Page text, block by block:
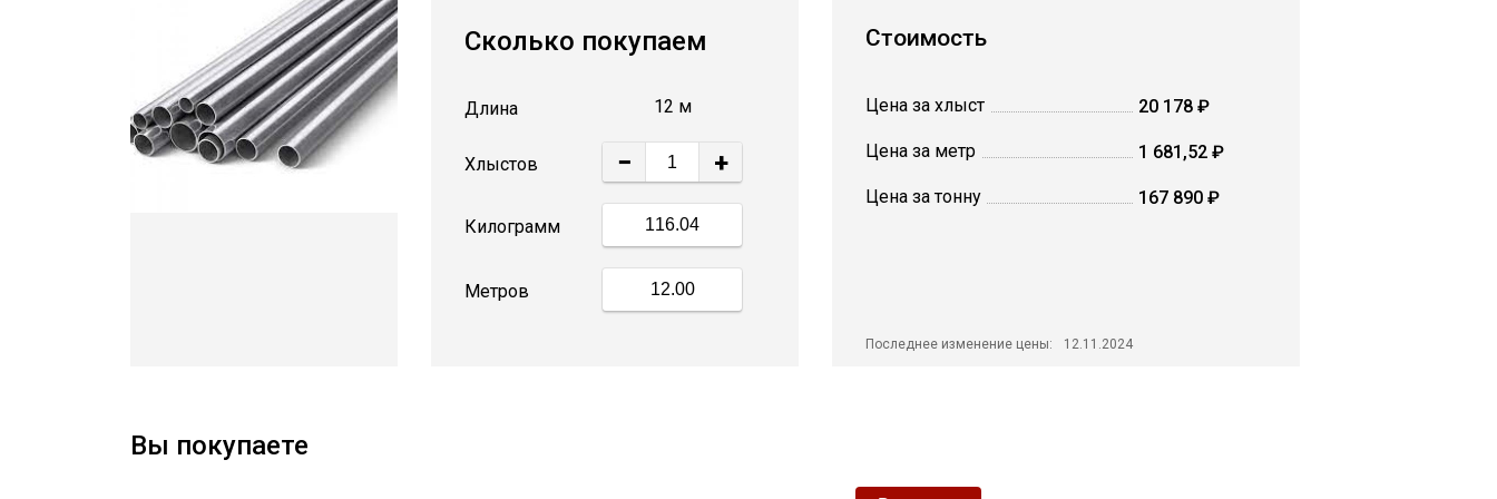
Сколько покупаем
Длина 12 м
Хлыстов − +
Килограмм
Метров
Стоимость
Цена за хлыст 20 178 ₽
Цена за метр 1 681,52 ₽
Цена за тонну 167 890 ₽
Последнее изменение цены: 12.11.2024
Вы покупаете